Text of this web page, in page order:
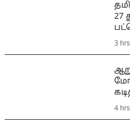
27
3
4